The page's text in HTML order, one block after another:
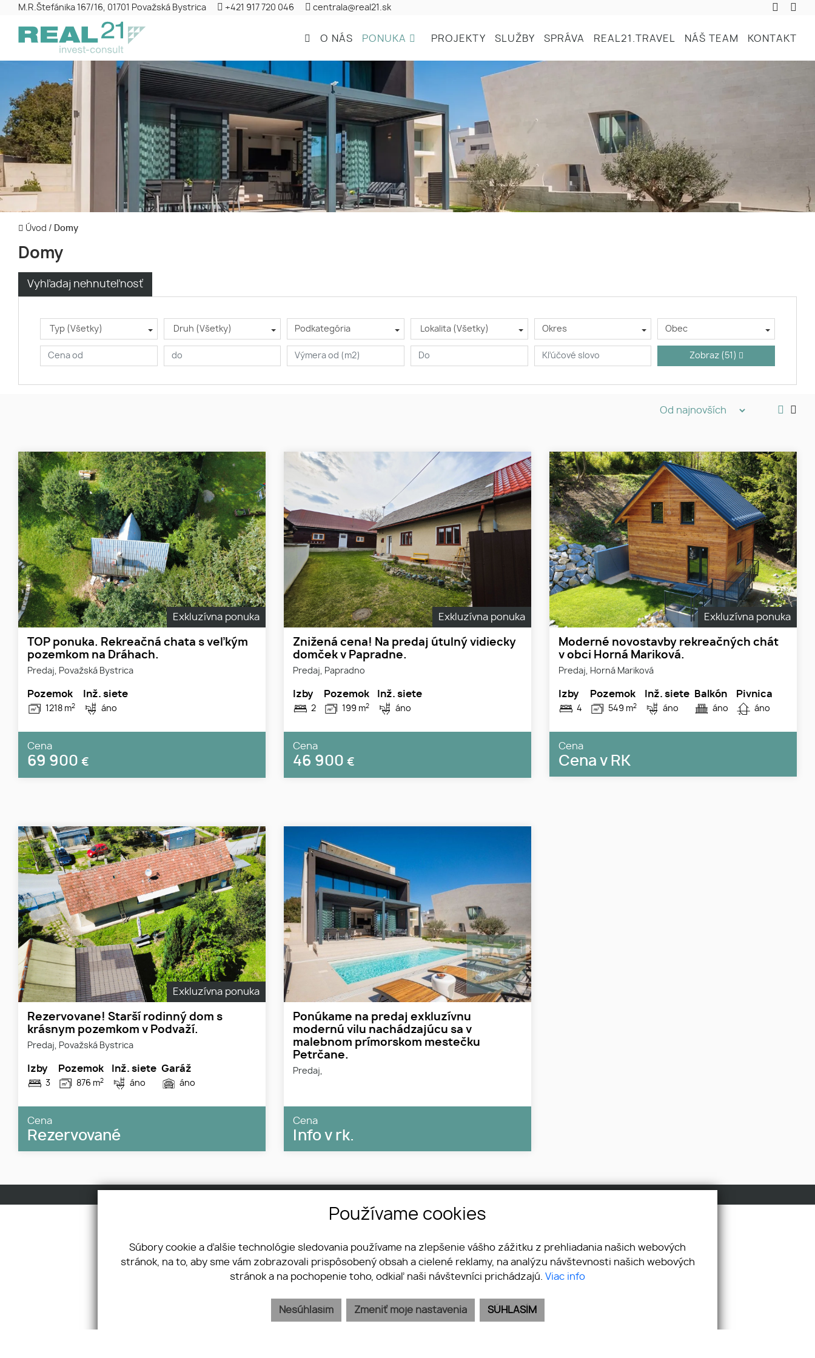
M.R.Štefánika 167/16, 01701 Považská Bystrica +421 917 720 046 centrala@real21.sk
O NÁS PONUKA PROJEKTY SLUŽBY SPRÁVA REAL21.TRAVEL NÁŠ TEAM KONTAKT
Úvod / Domy
Domy
Vyhľadaj nehnuteľnosť
Typ (Všetky) Druh (Všetky) Podkategória Lokalita (Všetky) Okres Obec
Zobraz (51)
Exkluzívna ponuka
TOP ponuka. Rekreačná chata s veľkým
pozemkom na Dráhach.
Predaj, Považská Bystrica
Pozemok
1218 m2
Inž. siete
áno
Cena
69 900 €
Exkluzívna ponuka
Znižená cena! Na predaj útulný vidiecky
domček v Papradne.
Predaj, Papradno
Izby
2
Pozemok
199 m2
Inž. siete
áno
Cena
46 900 €
Exkluzívna ponuka
Moderné novostavby rekreačných chát
v obci Horná Mariková.
Predaj, Horná Mariková
Izby
4
Pozemok
549 m2
Inž. siete
áno
Balkón
áno
Pivnica
áno
Cena
Cena v RK
Exkluzívna ponuka
Rezervovane! Starší rodinný dom s
krásnym pozemkom v Podvaží.
Predaj, Považská Bystrica
Izby
3
Pozemok
876 m2
Inž. siete
áno
Garáž
áno
Cena
Rezervované
Ponúkame na predaj exkluzívnu
modernú vilu nachádzajúcu sa v
malebnom prímorskom mestečku
Petrčane.
Predaj,
Cena
Info v rk.
Náš tím
Správa
Ponuka nehnuteľností
Ponúknite nám
Referencie
M.R.Štefánika 167/16,
Bystrica
+421 917 720 046
centrala@real21.sk
Používame cookies
Súbory cookie a ďalšie technológie sledovania používame na zlepšenie vášho zážitku z prehliadania našich webových
stránok, na to, aby sme vám zobrazovali prispôsobený obsah a cielené reklamy, na analýzu návštevnosti našich webových
stránok a na pochopenie toho, odkiaľ naši návštevníci prichádzajú. Viac info
SÚHLASÍM
Nesúhlasím Zmeniť moje nastavenia